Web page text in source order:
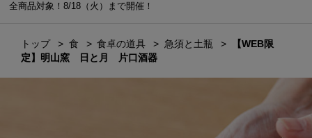
全商品対象！8/18（火）まで開催！
トップ 食 食卓の道具 急須と土瓶
【WEB限
定】明山窯 日と月 片口酒器